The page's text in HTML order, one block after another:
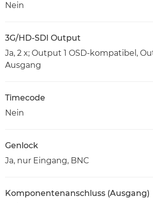
Nein
3G/HD-SDI Output
Ja, 2 x; Output 1 OSD-kompatibel,
Ausgang
Timecode
Nein
Genlock
Ja, nur Eingang, BNC
Komponentenanschluss (Ausgang)